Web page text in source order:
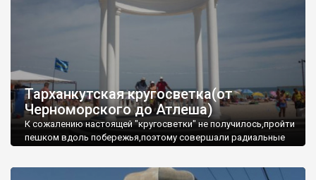
Тарханкутская кругосветка(от
Черноморского до Атлеша)
К сожалению настоящей "кругосветки" не получилось,пройти
пешком вдоль побережья,поэтому совершали радиальные